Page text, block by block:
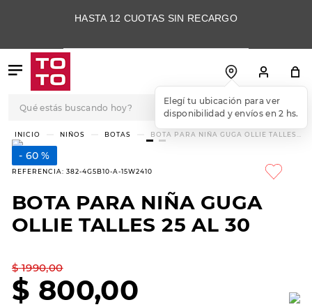
HASTA 12 CUOTAS SIN RECARGO
Elegí tu ubicación para ver
disponibilidad y envíos en 2 hs.
NIÑOS BOTAS
BOTA PARA NIÑA GUGA OLLIE TALLES
25 AL 30
60 %
REFERENCIA: 382-4G5B10-A-15W2410
BOTA PARA NIÑA GUGA
OLLIE TALLES 25 AL 30
$ 1990,00
$ 800,00
TÉRMINOS MÁS
BUSCADOS
.
3.
skechers slip-ins